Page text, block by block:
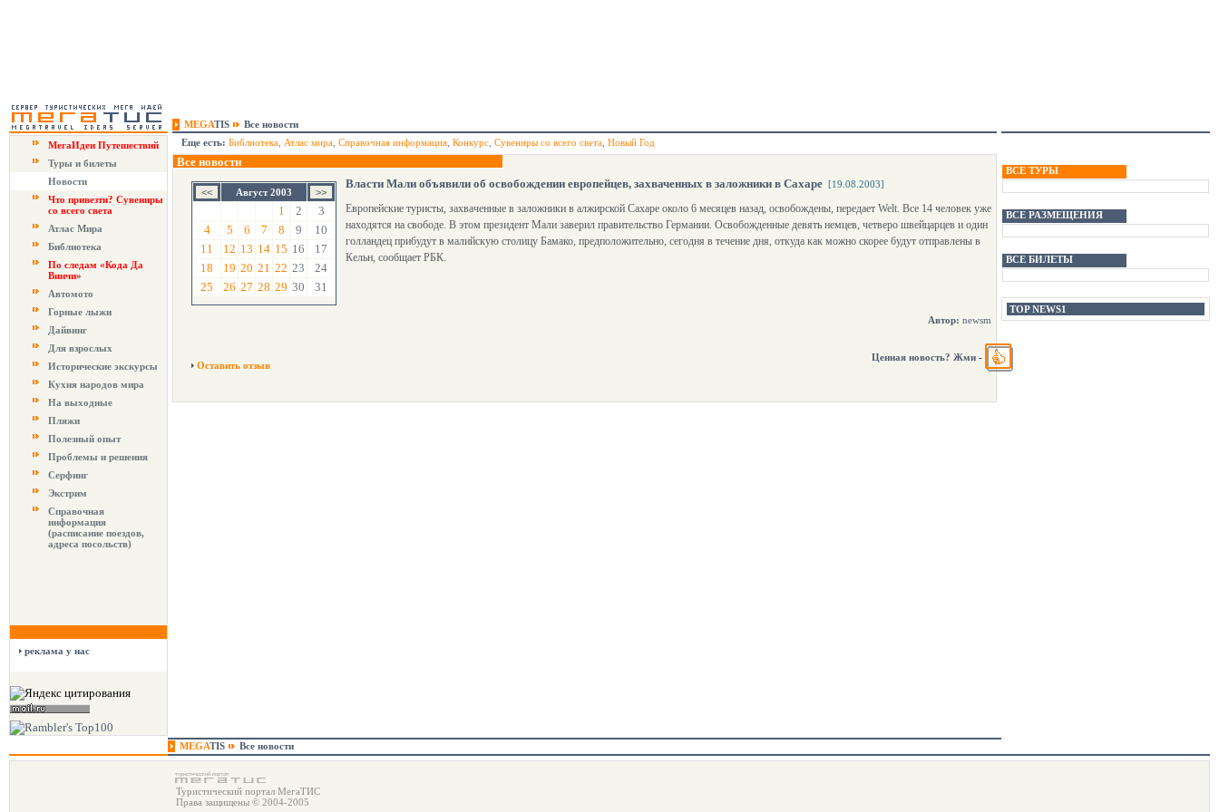
MEGATIS
Все новости
МегаИдеи Путешествий
Туры и билеты
Новости
Что привезти? Сувениры
со всего света
Атлас Мира
Библиотека
По следам «Кода Да
Винчи»
Автомото
Горные лыжи
Дайвинг
Для взрослых
Исторические экскурсы
Кухня народов мира
На выходные
Пляжи
Полезный опыт
Проблемы и решения
Серфинг
Экстрим
Справочная
информация
(расписание поездов,
адреса посольств)
реклама у нас
Еще есть: Библиотека Атлас мира Справочная информация Конкурс Сувениры со всего света Новый Год
Все новости
Август 2003
1 2
3
4
5 6 7 8 9
10
11
12 13 14 15 16
17
18
19 20 21 22 23
24
25
26 27 28 29 30 31
Власти Мали объявили об освобождении европейцев, захваченных в заложники в Сахаре [19.08.2003]
Европейские туристы, захваченные в заложники в алжирской Сахаре около 6 месяцев назад, освобождены, передает Welt. Все 14 человек уже
находятся на свободе. В этом президент Мали заверил правительство Германии. Освобожденные девять немцев, четверо швейцарцев и один
голландец прибудут в малийскую столицу Бамако, предположительно, сегодня в течение дня, откуда как можно скорее будут отправлены в
Кельн, сообщает РБК.
Автор: newsm
Оставить отзыв
Ценная новость? Жми -
ВСЕ ТУРЫ
ВСЕ РАЗМЕЩЕНИЯ
ВСЕ БИЛЕТЫ
TOP NEWS1
MEGATIS Все новости
Туристический портал МегаТИС
Права защищены © 2004-2005